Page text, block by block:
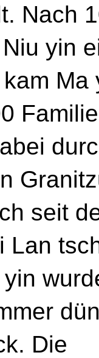
Nach
yin
Ma
seit
Lan
Die